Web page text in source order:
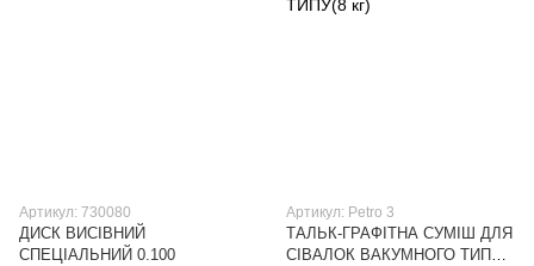
Артикул: 730080
ДИСК ВИСІВНИЙ
СПЕЦІАЛЬНИЙ 0.100
Артикул: Petro 3
ТАЛЬК-ГРАФІТНА СУМІШ ДЛЯ
СІВАЛОК ВАКУМНОГО ТИПУ(8